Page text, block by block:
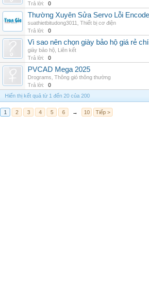
Trả lời:
0
Thường Xuyên Sửa Servo Lỗi
suathietbitudong3011
Thiết bị cơ điện
Trả lời:
0
Vì sao nên chọn giày bảo hộ giá rẻ
giày bảo hộ Liên kết
Trả lời:
0
PVCAD Mega 2025
Drograms Thông gió thông thường
Trả lời:
0
Hiển thị kết quả từ 1 đến 20 của 200
1 2 3 4 5 6 → 10 Tiếp >